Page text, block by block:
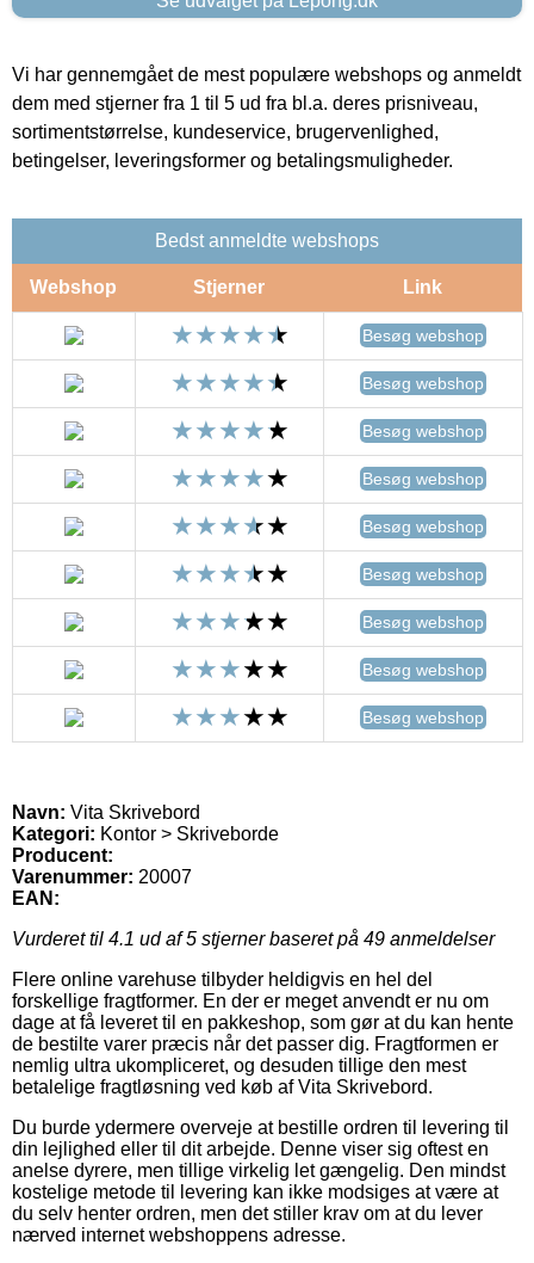
Vi har gennemgået de mest populære webshops og anmeldt
dem med stjerner fra 1 til 5 ud fra bl.a. deres prisniveau,
sortimentstørrelse, kundeservice, brugervenlighed,
betingelser, leveringsformer og betalingsmuligheder.
Bedst anmeldte webshops
Webshop Stjerner Link
Besøg webshop
Besøg webshop
Besøg webshop
Besøg webshop
Besøg webshop
Besøg webshop
Besøg webshop
Besøg webshop
Besøg webshop
Navn: Vita Skrivebord
Kategori: Kontor > Skriveborde
Producent:
Varenummer: 20007
EAN:
Vurderet til 4.1 ud af 5 stjerner baseret på 49 anmeldelser
Flere online varehuse tilbyder heldigvis en hel del
forskellige fragtformer. En der er meget anvendt er nu om
dage at få leveret til en pakkeshop, som gør at du kan hente
de bestilte varer præcis når det passer dig. Fragtformen er
nemlig ultra ukompliceret, og desuden tillige den mest
betalelige fragtløsning ved køb af Vita Skrivebord.
Du burde ydermere overveje at bestille ordren til levering til
din lejlighed eller til dit arbejde. Denne viser sig oftest en
anelse dyrere, men tillige virkelig let gængelig. Den mindst
kostelige metode til levering kan ikke modsiges at være at
du selv henter ordren, men det stiller krav om at du lever
nærved internet webshoppens adresse.